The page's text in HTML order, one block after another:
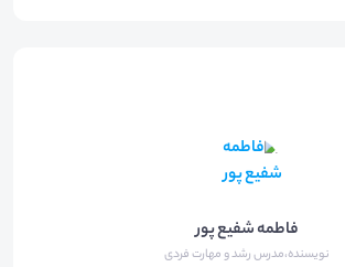
فاطمه شفیع پور
نویسنده،مدرس رشد و مهارت فردی